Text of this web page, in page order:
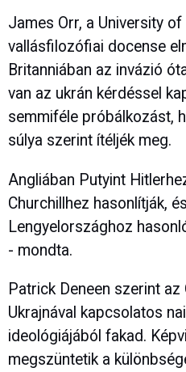
James Orr, a University
vallásfilozófiai docense
Britanniában az invázió
van az ukrán kérdéssel
semmiféle próbálkozást,
súlya szerint ítéljék meg.
Angliában Putyint
Churchillhez hasonlítják,
Lengyelországhoz
- mondta.
Patrick Deneen szerint
Ukrajnával kapcsolatos
ideológiájából fakad.
megszüntetik a